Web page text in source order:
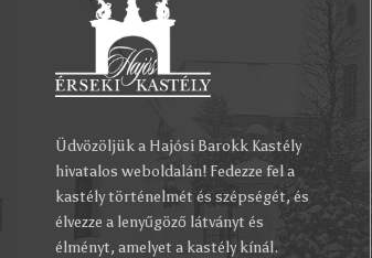
Üdvözöljük a Hajósi Barokk Kastély
hivatalos weboldalán! Fedezze fel a
kastély történelmét és szépségét, és
élvezze a lenyűgöző látványt és
élményt, amelyet a kastély kínál.